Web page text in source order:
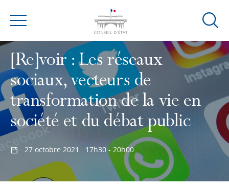
Menu
Ouvrir
de
[Re]voir : Les réseaux
sociaux, vecteurs de
transformation de la vie en
société et du débat public
27 octobre 2021 17h30 - 20h00